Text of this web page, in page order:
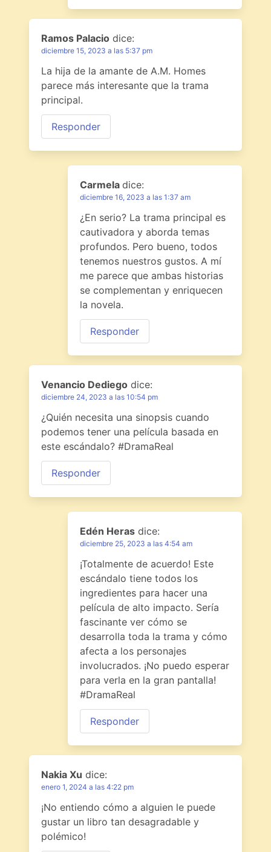
Ramos Palacio dice:
diciembre 15, 2023 a las 5:37 pm
La hija de la amante de A.M. Homes
parece más interesante que la trama
principal.
Responder
Carmela dice:
diciembre 16, 2023 a las 1:37 am
¿En serio? La trama principal es
cautivadora y aborda temas
profundos. Pero bueno, todos
tenemos nuestros gustos. A mí
me parece que ambas historias
se complementan y enriquecen
la novela.
Responder
Venancio Dediego dice:
diciembre 24, 2023 a las 10:54 pm
¿Quién necesita una sinopsis cuando
podemos tener una película basada en
este escándalo? #DramaReal
Responder
Edén Heras dice:
diciembre 25, 2023 a las 4:54 am
¡Totalmente de acuerdo! Este
escándalo tiene todos los
ingredientes para hacer una
película de alto impacto. Sería
fascinante ver cómo se
desarrolla toda la trama y cómo
afecta a los personajes
involucrados. ¡No puedo esperar
para verla en la gran pantalla!
#DramaReal
Responder
Nakia Xu dice:
enero 1, 2024 a las 4:22 pm
¡No entiendo cómo a alguien le puede
gustar un libro tan desagradable y
polémico!